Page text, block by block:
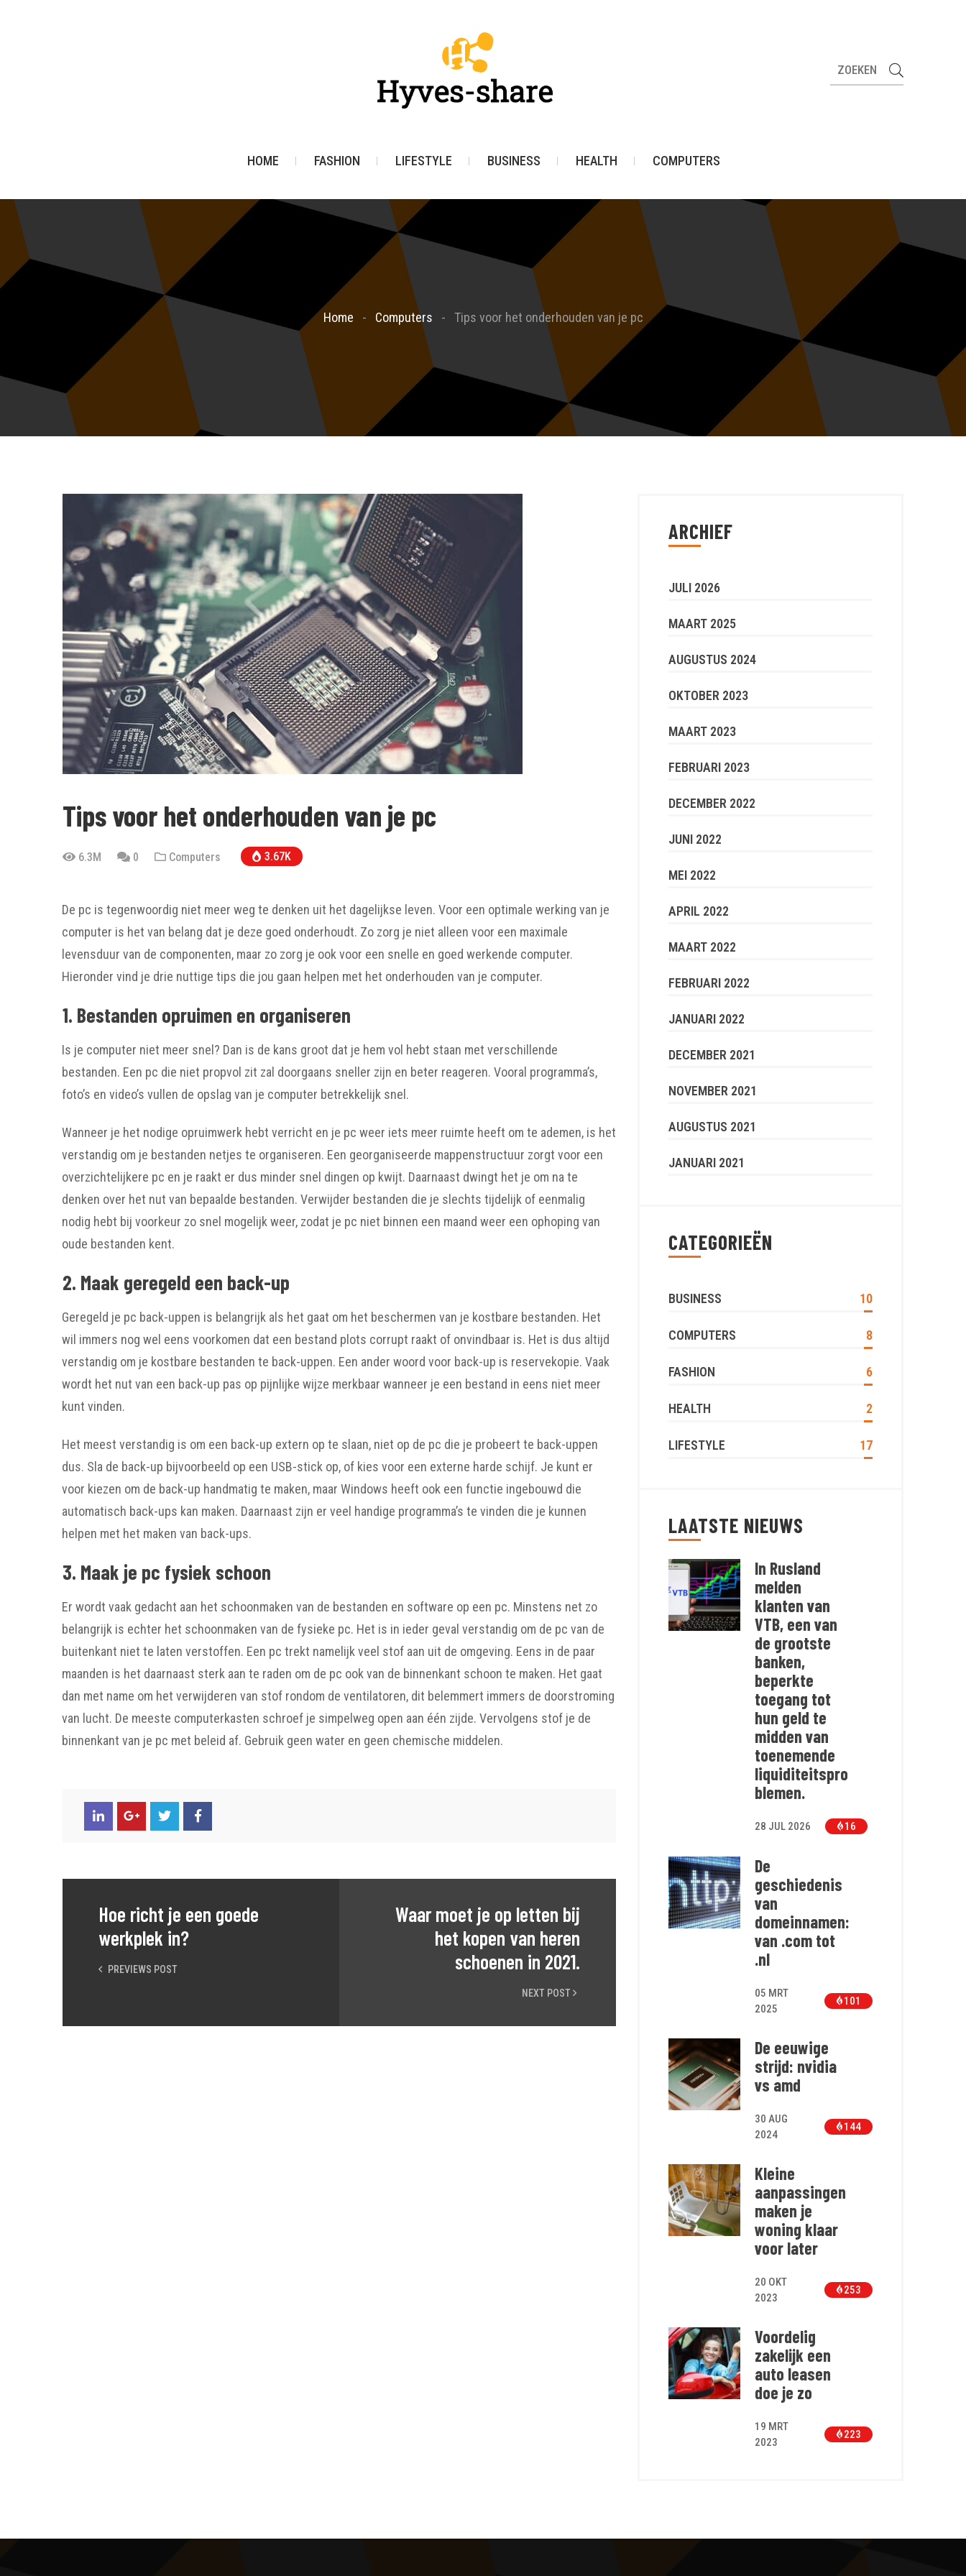
HOME FASHION LIFESTYLE BUSINESS HEALTH COMPUTERS
Home Computers Tips voor het onderhouden van je pc
Tips voor het onderhouden van je pc
6.3M 0 Computers 3.67K
De pc is tegenwoordig niet meer weg te denken uit het dagelijkse leven. Voor een optimale werking van je
computer is het van belang dat je deze goed onderhoudt. Zo zorg je niet alleen voor een maximale
levensduur van de componenten, maar zo zorg je ook voor een snelle en goed werkende computer.
Hieronder vind je drie nuttige tips die jou gaan helpen met het onderhouden van je computer.
1. Bestanden opruimen en organiseren
Is je computer niet meer snel? Dan is de kans groot dat je hem vol hebt staan met verschillende
bestanden. Een pc die niet propvol zit zal doorgaans sneller zijn en beter reageren. Vooral programma’s,
foto’s en video’s vullen de opslag van je computer betrekkelijk snel.
Wanneer je het nodige opruimwerk hebt verricht en je pc weer iets meer ruimte heeft om te ademen, is het
verstandig om je bestanden netjes te organiseren. Een georganiseerde mappenstructuur zorgt voor een
overzichtelijkere pc en je raakt er dus minder snel dingen op kwijt. Daarnaast dwingt het je om na te
denken over het nut van bepaalde bestanden. Verwijder bestanden die je slechts tijdelijk of eenmalig
nodig hebt bij voorkeur zo snel mogelijk weer, zodat je pc niet binnen een maand weer een ophoping van
oude bestanden kent.
2. Maak geregeld een back-up
Geregeld je pc back-uppen is belangrijk als het gaat om het beschermen van je kostbare bestanden. Het
wil immers nog wel eens voorkomen dat een bestand plots corrupt raakt of onvindbaar is. Het is dus altijd
verstandig om je kostbare bestanden te back-uppen. Een ander woord voor back-up is reservekopie. Vaak
wordt het nut van een back-up pas op pijnlijke wijze merkbaar wanneer je een bestand in eens niet meer
kunt vinden.
Het meest verstandig is om een back-up extern op te slaan, niet op de pc die je probeert te back-uppen
dus. Sla de back-up bijvoorbeeld op een USB-stick op, of kies voor een externe harde schijf. Je kunt er
voor kiezen om de back-up handmatig te maken, maar Windows heeft ook een functie ingebouwd die
automatisch back-ups kan maken. Daarnaast zijn er veel handige programma’s te vinden die je kunnen
helpen met het maken van back-ups.
3. Maak je pc fysiek schoon
Er wordt vaak gedacht aan het schoonmaken van de bestanden en software op een pc. Minstens net zo
belangrijk is echter het schoonmaken van de fysieke pc. Het is in ieder geval verstandig om de pc van de
buitenkant niet te laten verstoffen. Een pc trekt namelijk veel stof aan uit de omgeving. Eens in de paar
maanden is het daarnaast sterk aan te raden om de pc ook van de binnenkant schoon te maken. Het gaat
dan met name om het verwijderen van stof rondom de ventilatoren, dit belemmert immers de doorstroming
van lucht. De meeste computerkasten schroef je simpelweg open aan één zijde. Vervolgens stof je de
binnenkant van je pc met beleid af. Gebruik geen water en geen chemische middelen.
Hoe richt je een goede
werkplek in?
PREVIEWS POST
Waar moet je op letten bij
het kopen van heren
schoenen in 2021.
NEXT POST
ARCHIEF
JULI 2026
MAART 2025
AUGUSTUS 2024
OKTOBER 2023
MAART 2023
FEBRUARI 2023
DECEMBER 2022
JUNI 2022
MEI 2022
APRIL 2022
MAART 2022
FEBRUARI 2022
JANUARI 2022
DECEMBER 2021
NOVEMBER 2021
AUGUSTUS 2021
JANUARI 2021
CATEGORIEËN
BUSINESS 10
COMPUTERS 8
FASHION 6
HEALTH 2
LIFESTYLE 17
LAATSTE NIEUWS
In Rusland
melden
klanten van
VTB, een van
de grootste
banken,
beperkte
toegang tot
hun geld te
midden van
toenemende
liquiditeitspro
blemen.
28 JUL 2026 16
De
geschiedenis
van
domeinnamen:
van .com tot
.nl
05 MRT
2025
101
De eeuwige
strijd: nvidia
vs amd
30 AUG
2024
144
Kleine
aanpassingen
maken je
woning klaar
voor later
20 OKT
2023
253
Voordelig
zakelijk een
auto leasen
doe je zo
19 MRT
2023
223